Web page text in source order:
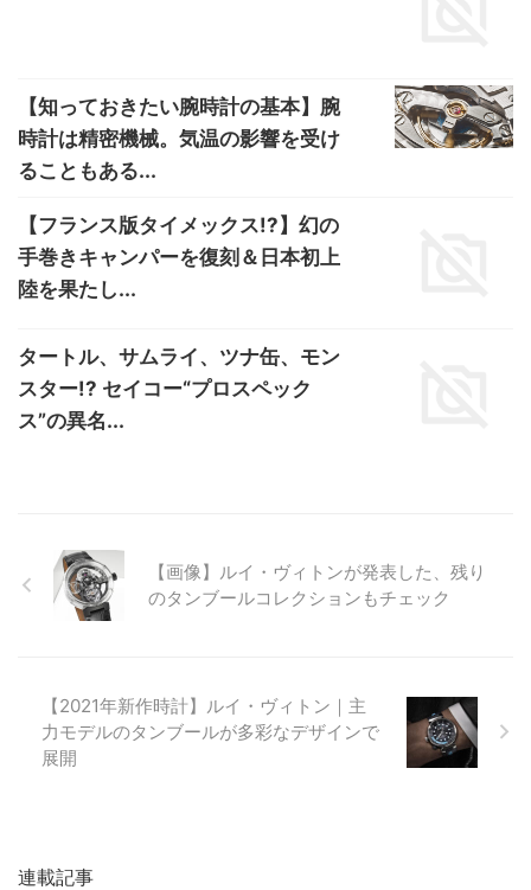
【知っておきたい腕時計の基本】腕
時計は精密機械。気温の影響を受け
ることもある...
【フランス版タイメックス!?】幻の
手巻きキャンパーを復刻＆日本初上
陸を果たし...
タートル、サムライ、ツナ缶、モン
スター!? セイコー“プロスペック
ス”の異名...
【画像】ルイ・ヴィトンが発表した、残り
のタンブールコレクションもチェック
【2021年新作時計】ルイ・ヴィトン｜主
力モデルのタンブールが多彩なデザインで
展開
連載記事